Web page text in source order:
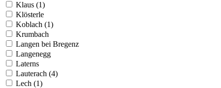
Klaus (1)
Klösterle
Koblach (1)
Krumbach
Langen bei Bregenz
Langenegg
Laterns
Lauterach (4)
Lech (1)